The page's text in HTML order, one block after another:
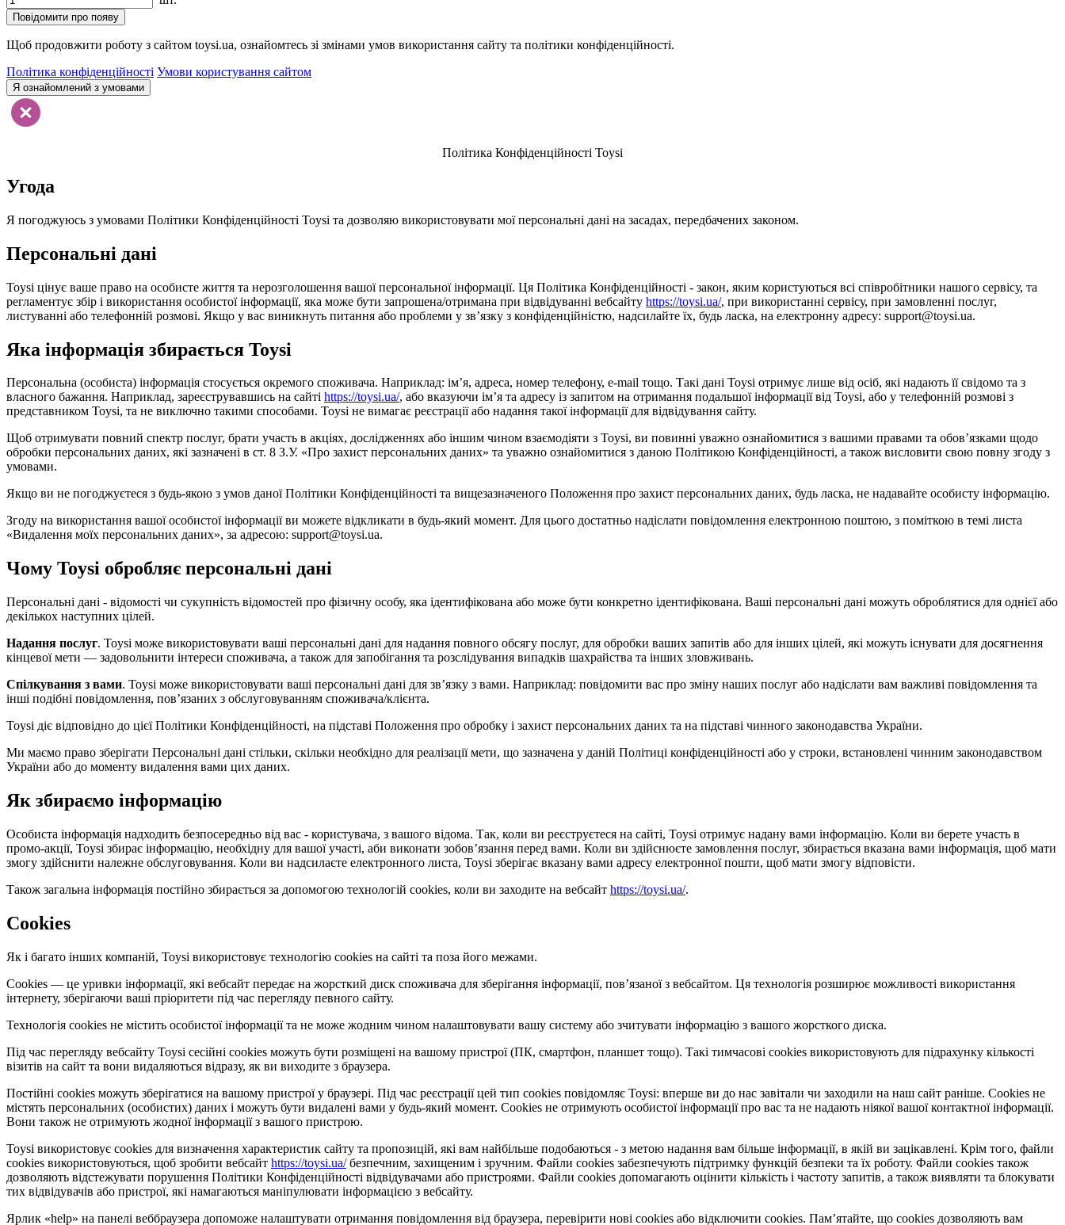
Повідомити про появу
Щоб продовжити роботу з сайтом toysi.ua, ознайомтесь зі змінами умов використання сайту та політики конфіденційності.
Політика конфіденційності Умови користування сайтом
Я ознайомлений з умовами
Політика Конфіденційності Toysi
Угода
Я погоджуюсь з умовами Політики Конфіденційності Toysi та дозволяю використовувати мої персональні дані на засадах, передбачених законом.
Персональні дані
Toysi цінує ваше право на особисте життя та нерозголошення вашої персональної інформації. Ця Політика Конфіденційності - закон, яким користуються всі співробітники нашого сервісу, та
регламентує збір і використання особистої інформації, яка може бути запрошена/отримана при відвідуванні вебсайту https://toysi.ua/, при використанні сервісу, при замовленні послуг,
листуванні або телефонній розмові. Якщо у вас виникнуть питання або проблеми у зв’язку з конфіденційністю, надсилайте їх, будь ласка, на електронну адресу: support@toysi.ua.
Яка інформація збирається Toysi
Персональна (особиста) інформація стосується окремого споживача. Наприклад: ім’я, адреса, номер телефону, e-mail тощо. Такі дані Toysi отримує лише від осіб, які надають її свідомо та з
власного бажання. Наприклад, зареєструвавшись на сайті https://toysi.ua/, або вказуючи ім’я та адресу із запитом на отримання подальшої інформації від Toysi, або у телефонній розмові з
представником Toysi, та не виключно такими способами. Toysi не вимагає реєстрації або надання такої інформації для відвідування сайту.
Щоб отримувати повний спектр послуг, брати участь в акціях, дослідженнях або іншим чином взаємодіяти з Toysi, ви повинні уважно ознайомитися з вашими правами та обов’язками щодо
обробки персональних даних, які зазначені в ст. 8 З.У. «Про захист персональних даних» та уважно ознайомитися з даною Політикою Конфіденційності, а також висловити свою повну згоду з
умовами.
Якщо ви не погоджуєтеся з будь-якою з умов даної Політики Конфіденційності та вищезазначеного Положення про захист персональних даних, будь ласка, не надавайте особисту інформацію.
Згоду на використання вашої особистої інформації ви можете відкликати в будь-який момент. Для цього достатньо надіслати повідомлення електронною поштою, з поміткою в темі листа
«Видалення моїх персональних даних», за адресою: support@toysi.ua.
Чому Toysi обробляє персональні дані
Персональні дані - відомості чи сукупність відомостей про фізичну особу, яка ідентифікована або може бути конкретно ідентифікована. Ваші персональні дані можуть оброблятися для однієї або
декількох наступних цілей.
Надання послуг. Toysi може використовувати ваші персональні дані для надання повного обсягу послуг, для обробки ваших запитів або для інших цілей, які можуть існувати для досягнення
кінцевої мети — задовольнити інтереси споживача, а також для запобігання та розслідування випадків шахрайства та інших зловживань.
Спілкування з вами. Toysi може використовувати ваші персональні дані для зв’язку з вами. Наприклад: повідомити вас про зміну наших послуг або надіслати вам важливі повідомлення та
інші подібні повідомлення, пов’язаних з обслуговуванням споживача/клієнта.
Toysi діє відповідно до цієї Політики Конфіденційності, на підставі Положення про обробку і захист персональних даних та на підставі чинного законодавства України.
Ми маємо право зберігати Персональні дані стільки, скільки необхідно для реалізації мети, що зазначена у даній Політиці конфіденційності або у строки, встановлені чинним законодавством
України або до моменту видалення вами цих даних.
Як збираємо інформацію
Особиста інформація надходить безпосередньо від вас - користувача, з вашого відома. Так, коли ви реєструєтеся на сайті, Toysi отримує надану вами інформацію. Коли ви берете участь в
промо-акції, Toysi збирає інформацію, необхідну для вашої участі, аби виконати зобов’язання перед вами. Коли ви здійснюєте замовлення послуг, збирається вказана вами інформація, щоб мати
змогу здійснити належне обслуговування. Коли ви надсилаєте електронного листа, Toysi зберігає вказану вами адресу електронної пошти, щоб мати змогу відповісти.
Також загальна інформація постійно збирається за допомогою технологій cookies, коли ви заходите на вебсайт https://toysi.ua/.
Cookies
Як і багато інших компаній, Toysi використовує технологію cookies на сайті та поза його межами.
Cookies — це уривки інформації, які вебсайт передає на жорсткий диск споживача для зберігання інформації, пов’язаної з вебсайтом. Ця технологія розширює можливості використання
інтернету, зберігаючи ваші пріоритети під час перегляду певного сайту.
Технологія cookies не містить особистої інформації та не може жодним чином налаштовувати вашу систему або зчитувати інформацію з вашого жорсткого диска.
Під час перегляду вебсайту Toysi сесійні cookies можуть бути розміщені на вашому пристрої (ПК, смартфон, планшет тощо). Такі тимчасові cookies використовують для підрахунку кількості
візитів на сайт та вони видаляються відразу, як ви виходите з браузера.
Постійні cookies можуть зберігатися на вашому пристрої у браузері. Під час реєстрації цей тип cookies повідомляє Toysi: вперше ви до нас завітали чи заходили на наш сайт раніше. Cookies не
містять персональних (особистих) даних і можуть бути видалені вами у будь-який момент. Сookies не отримують особистої інформації про вас та не надають ніякої вашої контактної інформації.
Вони також не отримують жодної інформації з вашого пристрою.
Toysi використовує cookies для визначення характеристик сайту та пропозицій, які вам найбільше подобаються - з метою надання вам більше інформації, в якій ви зацікавлені. Крім того, файли
cookies використовуються, щоб зробити вебсайт https://toysi.ua/безпечним, захищеним і зручним. Файли cookies забезпечують підтримку функцій безпеки та їх роботу. Файли cookies також
дозволяють відстежувати порушення Політики Конфіденційності відвідувачами або пристроями. Файли cookies допомагають оцінити кількість і частоту запитів, а також виявляти та блокувати
тих відвідувачів або пристрої, які намагаються маніпулювати інформацією з вебсайту.
Ярлик «help» на панелі веббраузера допоможе налаштувати отримання повідомлення від браузера, перевірити нові cookies або відключити cookies. Пам’ятайте, що cookies дозволяють вам